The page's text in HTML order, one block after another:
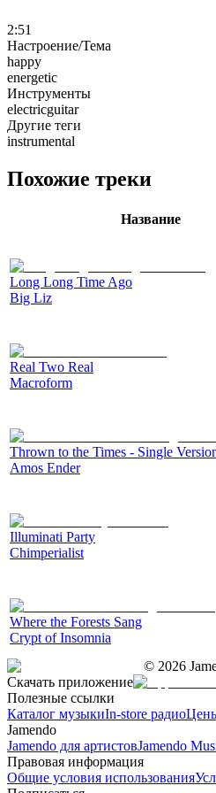
2:51
Настроение/Тема
happy
energetic
Инструменты
electricguitar
Другие теги
instrumental
Похожие треки
Название
Long Long Time Ago
Big Liz
Real Two Real
Macroform
Thrown to the Times - Single
Amos Ender
Illuminati Party
Chimperialist
Where the Forests Sang
Crypt of Insomnia
© 2026
Скачать приложение
Полезные ссылки
Каталог музыкиIn-store радио
Jamendo
Jamendo для артистовJamendo
Правовая информация
Общие условия использования